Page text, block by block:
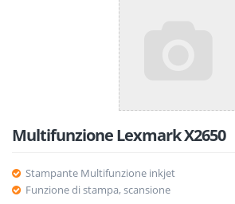
Multifunzione Lexmark X2650
Stampante Multifunzione inkjet
Funzione di stampa, scansione